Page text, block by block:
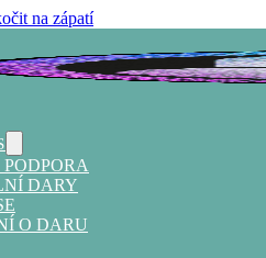
na zápatí
DARY
O DARU